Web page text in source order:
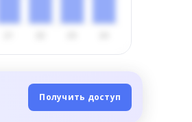
Получить доступ